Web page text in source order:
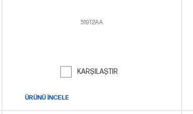
519T2AA
KARŞILAŞTIR
ÜRÜNÜ İNCELE